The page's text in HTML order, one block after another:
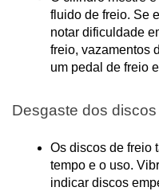
fluido de freio. Se
notar dificuldade
freio, vazamentos
um pedal de freio
Desgaste dos
Os discos de freio
tempo e o uso.
indicar discos